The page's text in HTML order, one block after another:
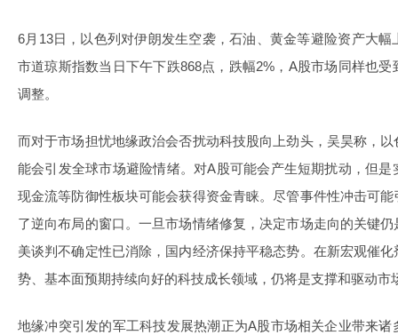
6月13日，以色列对伊朗发生空袭，石油、黄金等避险资产大
市道琼斯指数当日下午下跌868点，跌幅2%，A股市场同样也
调整。
而对于市场担忧地缘政治会否扰动科技股向上劲头，吴昊称，
能会引发全球市场避险情绪。对A股可能会产生短期扰动，但
现金流等防御性板块可能会获得资金青睐。尽管事件性冲击可
了逆向布局的窗口。一旦市场情绪修复，决定市场走向的关键
美谈判不确定性已消除，国内经济保持平稳态势。在新宏观催
势、基本面预期持续向好的科技成长领域，仍将是支撑和驱动市
地缘冲突引发的军工科技发展热潮正为A股市场相关企业带来